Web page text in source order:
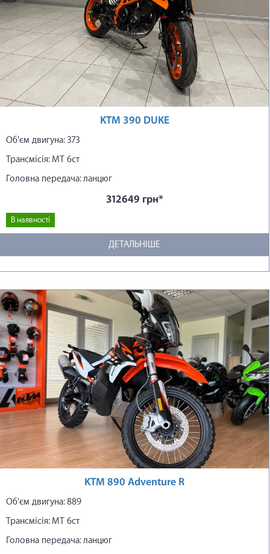
KTM 390 DUKE
Об'єм двигуна: 373
Трансмісія: МТ 6ст
Головна передача: ланцюг
312649 грн*
В наявності
ДЕТАЛЬНІШЕ
KTM 890 Adventure R
Об'єм двигуна: 889
Трансмісія: МТ 6ст
Головна передача: ланцюг